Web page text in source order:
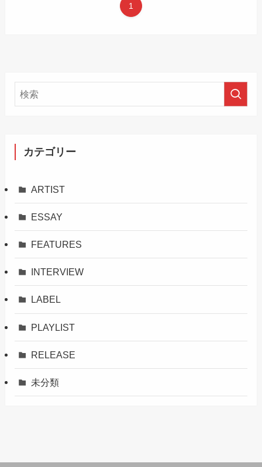
1
カテゴリー
ARTIST
ESSAY
FEATURES
INTERVIEW
LABEL
PLAYLIST
RELEASE
未分類